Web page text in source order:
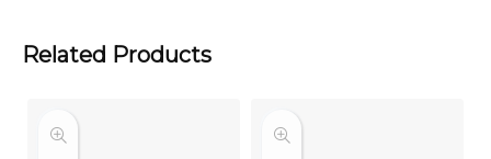
Related Products